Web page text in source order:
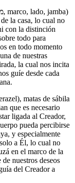
con la distinción
todo para
en todo momento
de nuestras
la cual nos incita
guíe desde cada
que es necesario
ligada al Creador,
pueda percibirse
y especialmente
a Él, lo cual no
en el marco de la
nuestros deseos
del Creador a